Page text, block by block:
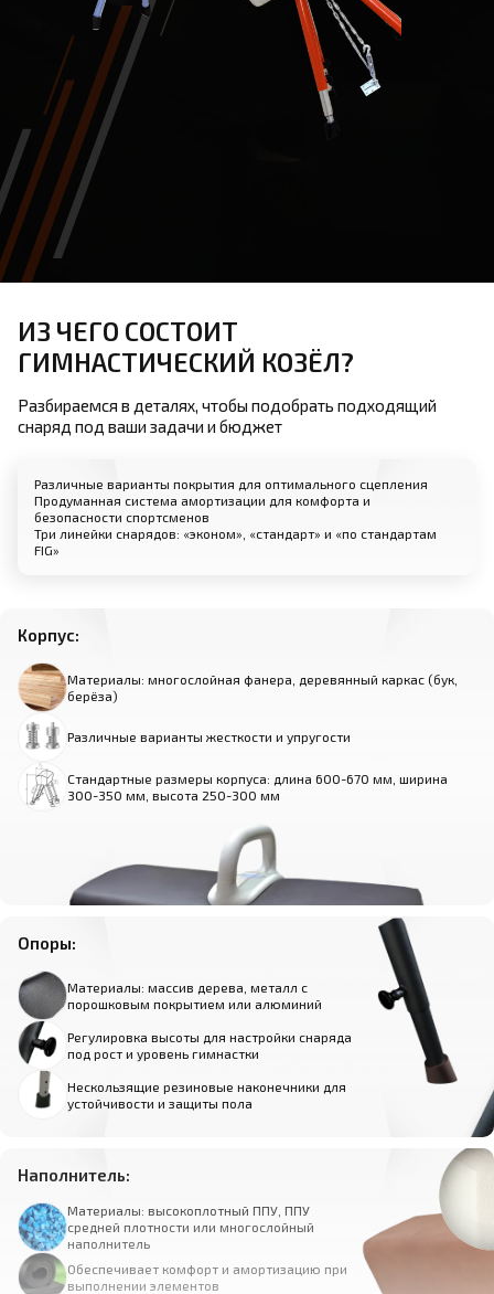
ИЗ ЧЕГО СОСТОИТ
ГИМНАСТИЧЕСКИЙ КОЗЁЛ?
Разбираемся в деталях, чтобы подобрать подходящий
снаряд под ваши задачи и бюджет
Различные варианты покрытия для оптимального сцепления
Продуманная система амортизации для комфорта и
безопасности спортсменов
Три линейки снарядов: «эконом», «стандарт» и «по стандартам
FIG»
Корпус:
Материалы: многослойная фанера, деревянный каркас (бук,
берёза)
Различные варианты жесткости и упругости
Стандартные размеры корпуса: длина 600-670 мм, ширина
300-350 мм, высота 250-300 мм
Опоры:
Материалы: массив дерева, металл с
порошковым покрытием или алюминий
Регулировка высоты для настройки снаряда
под рост и уровень гимнастки
Нескользящие резиновые наконечники для
устойчивости и защиты пола
Наполнитель:
Материалы: высокоплотный ППУ, ППУ
средней плотности или многослойный
наполнитель
Обеспечивает комфорт и амортизацию при
выполнении элементов